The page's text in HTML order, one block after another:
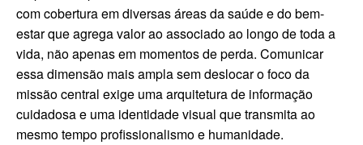
com cobertura em diversas áreas da saúde e do bem-
estar que agrega valor ao associado ao longo de toda a
vida, não apenas em momentos de perda. Comunicar
essa dimensão mais ampla sem deslocar o foco da
missão central exige uma arquitetura de informação
cuidadosa e uma identidade visual que transmita ao
mesmo tempo profissionalismo e humanidade.